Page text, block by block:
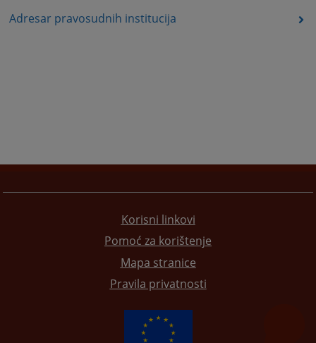
Adresar pravosudnih institucija
Korisni linkovi
Pomoć za korištenje
Mapa stranice
Pravila privatnosti